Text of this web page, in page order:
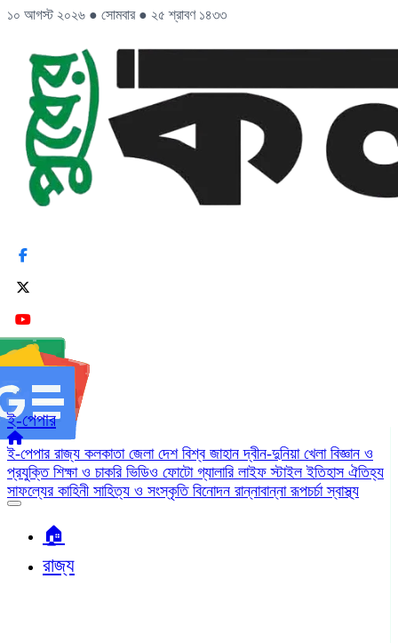
১০ আগস্ট ২০২৬ ● সোমবার ● ২৫ শ্রাবণ ১৪৩৩
ই-পেপার
ই-পেপার রাজ্য কলকাতা জেলা দেশ বিশ্ব জাহানদ্বীন-দুনিয়া খেলা বিজ্ঞান ও
প্রযুক্তি শিক্ষা ও চাকরি ভিডিও ফোটো গ্যালারি লাইফ স্টাইলইতিহাস ঐতিহ্য
সাফল্যের কাহিনী সাহিত্য ও সংস্কৃতি বিনোদন রান্নাবান্নারূপচর্চাস্বাস্থ্য
🏠︎
রাজ্য